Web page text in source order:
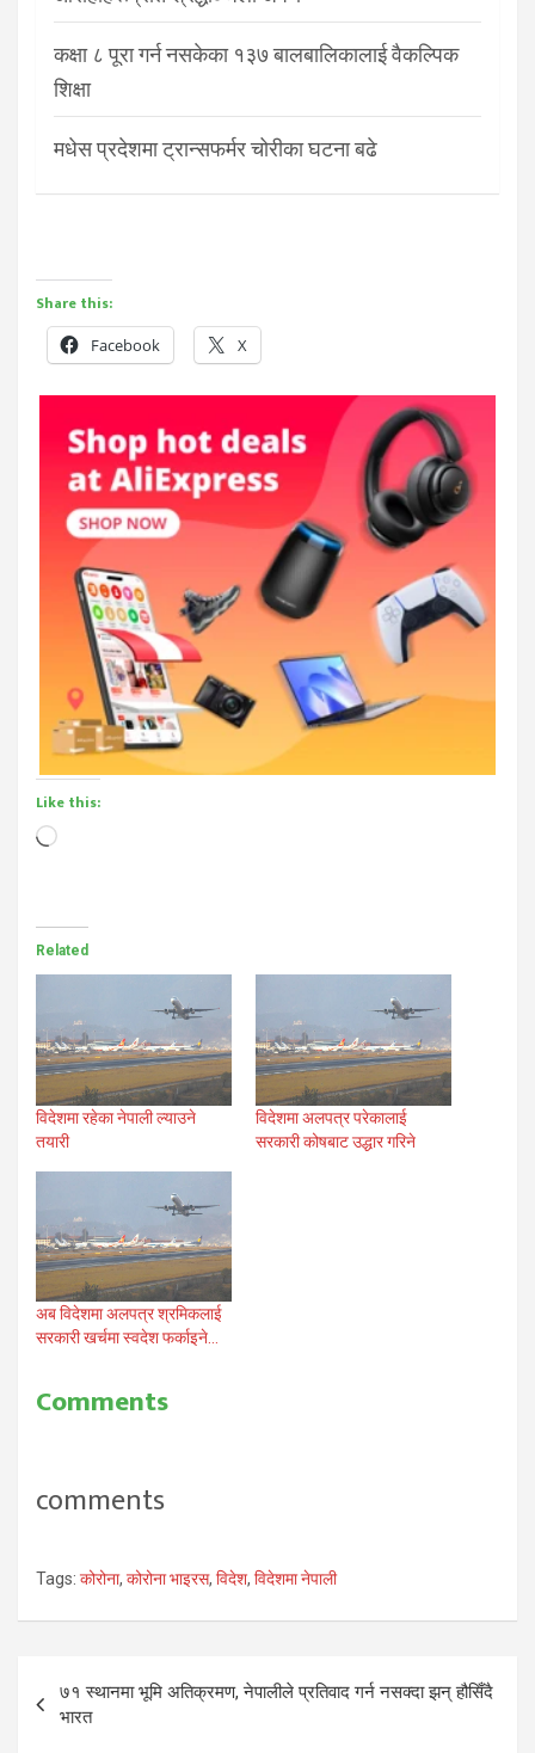
कक्षा ८ पूरा गर्न नसकेका १३७ बालबालिकालाई वैकल्पिक
शिक्षा
मधेस प्रदेशमा ट्रान्सफर्मर चोरीका घटना बढे
Share this:
Facebook X
Like this:
Loading…
Related
विदेशमा रहेका नेपाली ल्याउने
तयारी
विदेशमा अलपत्र परेकालाई
सरकारी कोषबाट उद्धार गरिने
अब विदेशमा अलपत्र श्रमिकलाई
सरकारी खर्चमा स्वदेश फर्काइने…
Comments
comments
Tags: कोरोना, कोरोना भाइरस, विदेश, विदेशमा नेपाली
Post
navigation
७१ स्थानमा भूमि अतिक्रमण, नेपालीले प्रतिवाद गर्न नसक्दा झन् हौसिँदै
भारत